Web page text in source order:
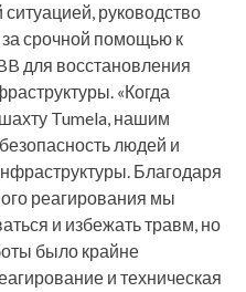
руководство
срочной помощью к
для восстановления
«Когда
Tumela, нашим
людей и
Благодаря
реагирования мы
и избежать травм, но
было крайне
и техническая